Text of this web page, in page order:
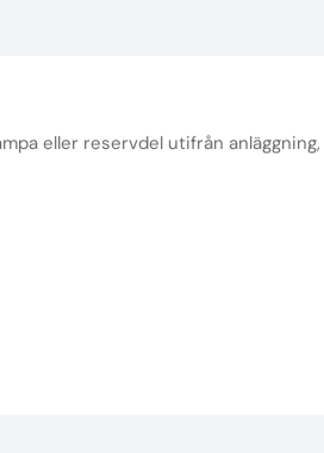
eller reservdel utifrån